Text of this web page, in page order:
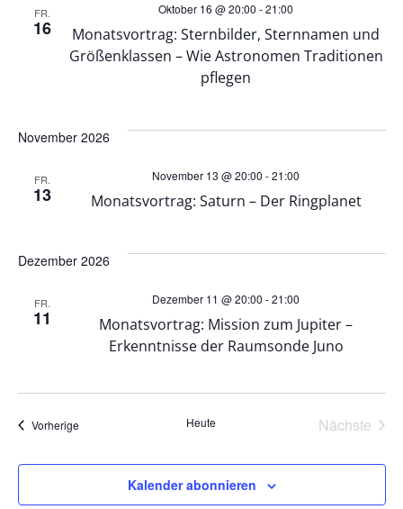
c
h
t
n
,
a
i
g
t
o
FR.
16
Monatsvortrag: Sternbilder, Sternnamen und
Größenklassen – Wie Astronomen Traditionen
pflegen
Oktober 16 @ 20:00 -21:00
November 2026
FR.
13 Monatsvortrag: Saturn – Der Ringplanet
November 13 @ 20:00 -21:00
Dezember 2026
FR.
11
Monatsvortrag: Mission zum Jupiter –
Erkenntnisse der Raumsonde Juno
Dezember 11 @ 20:00 -21:00
VorherigeVeranstaltungen Heute
Nächste
Kalender abonnieren